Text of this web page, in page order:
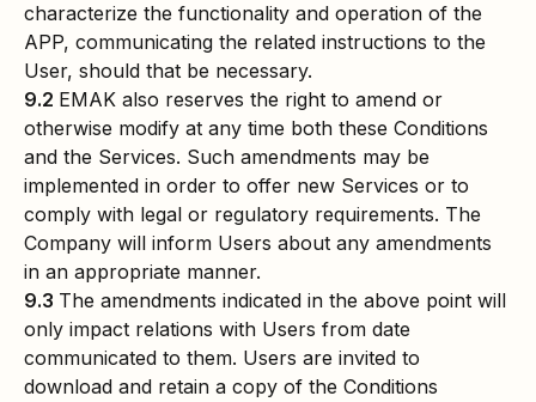
characterize the functionality and operation of the
APP, communicating the related instructions to the
User, should that be necessary.
9.2 EMAK also reserves the right to amend or
otherwise modify at any time both these Conditions
and the Services. Such amendments may be
implemented in order to offer new Services or to
comply with legal or regulatory requirements. The
Company will inform Users about any amendments
in an appropriate manner.
9.3 The amendments indicated in the above point will
only impact relations with Users from date
communicated to them. Users are invited to
download and retain a copy of the Conditions